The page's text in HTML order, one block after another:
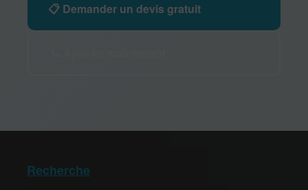
📋 Demander un devis gratuit
Recherche